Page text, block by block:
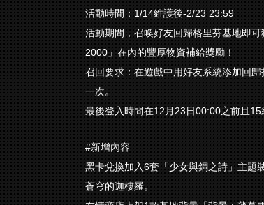
活動時間：1/14維護後-2/23 23:59
活動期間，召喚好友回歸格里芬基地即
2000」在內的豐厚物資補給獎勵！
召回要求：在遊戲中用好友系統添加回
一次。
最後登入時間在12月23日00:00之前且
#新增內容
黑卡兌換加入6套「少女與鋼之詩」主題
蒼穹的迦樓羅。